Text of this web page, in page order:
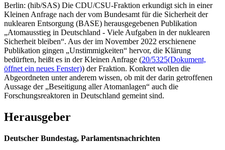
Berlin: (hib/SAS) Die CDU/CSU-Fraktion erkundigt sich in einer
Kleinen Anfrage nach der vom Bundesamt für die Sicherheit der
nuklearen Entsorgung (BASE) herausgegebenen Publikation
„Atomausstieg in Deutschland - Viele Aufgaben in der nuklearen
Sicherheit bleiben“. Aus der im November 2022 erschienene
Publikation gingen „Unstimmigkeiten“ hervor, die Klärung
bedürften, heißt es in der Kleinen Anfrage (20/5325(Dokument,
öffnet ein neues Fenster)) der Fraktion. Konkret wollen die
Abgeordneten unter anderem wissen, ob mit der darin getroffenen
Aussage der „Beseitigung aller Atomanlagen“ auch die
Forschungsreaktoren in Deutschland gemeint sind.
Herausgeber
Deutscher Bundestag, Parlamentsnachrichten